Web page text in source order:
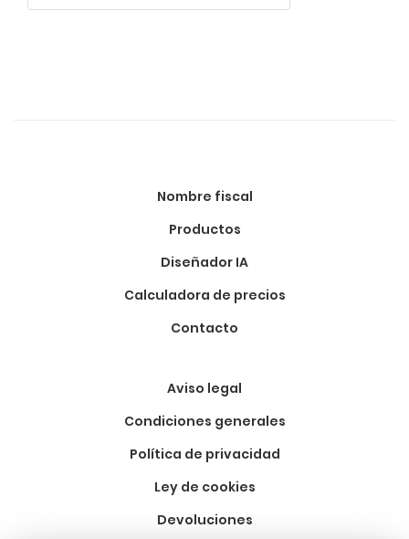
Nombre fiscal
Productos
Diseñador IA
Calculadora de precios
Contacto
Aviso legal
Condiciones generales
Política de privacidad
Ley de cookies
Devoluciones